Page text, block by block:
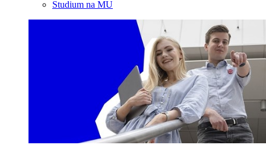
Studium na MU